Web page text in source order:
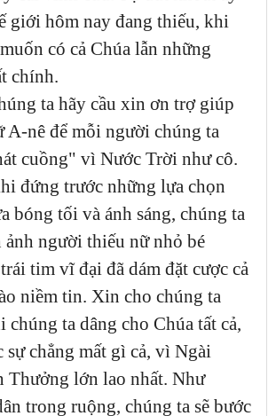
giới hôm nay đang thiếu, khi
có cả Chúa lẫn những
chính.
ta hãy cầu xin ơn trợ giúp
A-nê để mỗi người chúng ta
cuồng" vì Nước Trời như cô.
đứng trước những lựa chọn
bóng tối và ánh sáng, chúng ta
người thiếu nữ nhỏ bé
tim vĩ đại đã dám đặt cược cả
niềm tin. Xin cho chúng ta
chúng ta dâng cho Chúa tất cả,
sự chẳng mất gì cả, vì Ngài
Thưởng lớn lao nhất. Như
trong ruộng, chúng ta sẽ bước